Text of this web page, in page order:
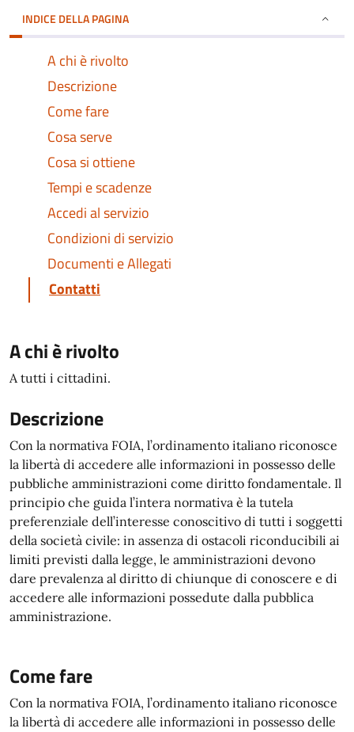
INDICE DELLA PAGINA
A chi è rivolto
Descrizione
Come fare
Cosa serve
Cosa si ottiene
Tempi e scadenze
Accedi al servizio
Condizioni di servizio
Documenti e Allegati
Contatti
A chi è rivolto
A tutti i cittadini.
Descrizione
Con la normativa FOIA, l’ordinamento italiano riconosce
la libertà di accedere alle informazioni in possesso delle
pubbliche amministrazioni come diritto fondamentale. Il
principio che guida l’intera normativa è la tutela
preferenziale dell’interesse conoscitivo di tutti i soggetti
della società civile: in assenza di ostacoli riconducibili ai
limiti previsti dalla legge, le amministrazioni devono
dare prevalenza al diritto di chiunque di conoscere e di
accedere alle informazioni possedute dalla pubblica
amministrazione.
Come fare
Con la normativa FOIA, l’ordinamento italiano riconosce
la libertà di accedere alle informazioni in possesso delle